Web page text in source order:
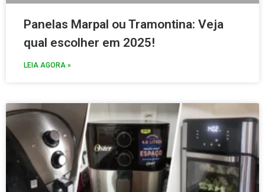
Panelas Marpal ou Tramontina: Veja
qual escolher em 2025!
LEIA AGORA »